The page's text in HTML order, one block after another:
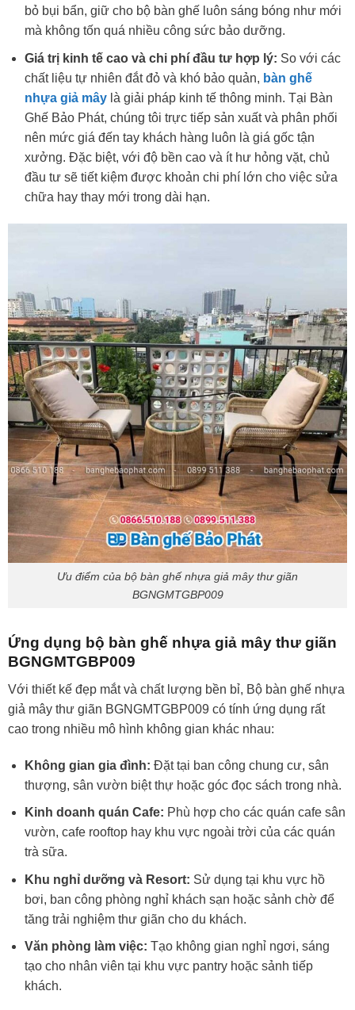
bỏ bụi bẩn, giữ cho bộ bàn ghế luôn sáng bóng như mới
mà không tốn quá nhiều công sức bảo dưỡng.
Giá trị kinh tế cao và chi phí đầu tư hợp lý: So với các
chất liệu tự nhiên đắt đỏ và khó bảo quản, bàn ghế
nhựa giả mâylà giải pháp kinh tế thông minh. Tại Bàn
Ghế Bảo Phát, chúng tôi trực tiếp sản xuất và phân phối
nên mức giá đến tay khách hàng luôn là giá gốc tận
xưởng. Đặc biệt, với độ bền cao và ít hư hỏng vặt, chủ
đầu tư sẽ tiết kiệm được khoản chi phí lớn cho việc sửa
chữa hay thay mới trong dài hạn.
Ưu điểm của bộ bàn ghế nhựa giả mây thư giãn
BGNGMTGBP009
Ứng dụng bộ bàn ghế nhựa giả mây thư giãn
BGNGMTGBP009
Với thiết kế đẹp mắt và chất lượng bền bỉ, Bộ bàn ghế nhựa
giả mây thư giãn BGNGMTGBP009 có tính ứng dụng rất
cao trong nhiều mô hình không gian khác nhau:
Không gian gia đình: Đặt tại ban công chung cư, sân
thượng, sân vườn biệt thự hoặc góc đọc sách trong nhà.
Kinh doanh quán Cafe: Phù hợp cho các quán cafe sân
vườn, cafe rooftop hay khu vực ngoài trời của các quán
trà sữa.
Khu nghỉ dưỡng và Resort: Sử dụng tại khu vực hồ
bơi, ban công phòng nghỉ khách sạn hoặc sảnh chờ để
tăng trải nghiệm thư giãn cho du khách.
Văn phòng làm việc: Tạo không gian nghỉ ngơi, sáng
tạo cho nhân viên tại khu vực pantry hoặc sảnh tiếp
khách.